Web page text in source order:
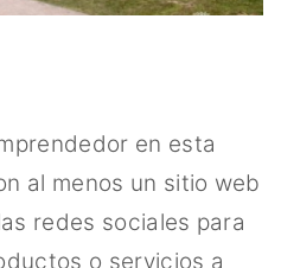
en esta
al menos un sitio web
redes sociales para
o servicios a